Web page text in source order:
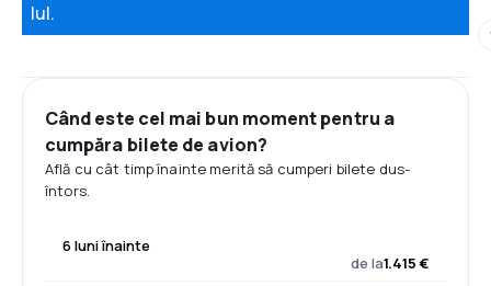
Iul.
Când este cel mai bun moment pentru a
cumpăra bilete de avion?
Află cu cât timp înainte merită să cumperi bilete dus-
întors.
6 luni înainte
de la1.415 €